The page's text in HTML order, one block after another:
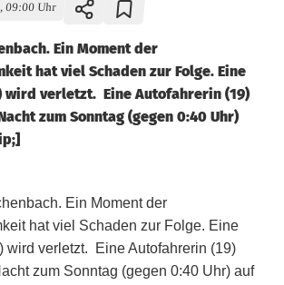
09:00 Uhr
Ein Moment der
hat viel Schaden zur Folge. Eine
wird verletzt. Eine Autofahrerin (19)
zum Sonntag (gegen 0:40 Uhr)